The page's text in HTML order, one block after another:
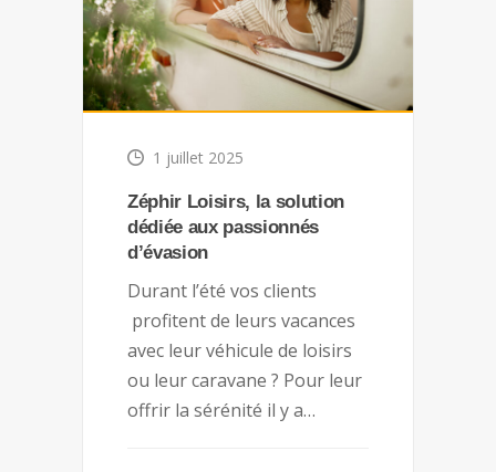
1 juillet 2025
Zéphir Loisirs, la solution
dédiée aux passionnés
d’évasion
Durant l’été vos clients
profitent de leurs vacances
avec leur véhicule de loisirs
ou leur caravane ? Pour leur
offrir la sérénité il y a…